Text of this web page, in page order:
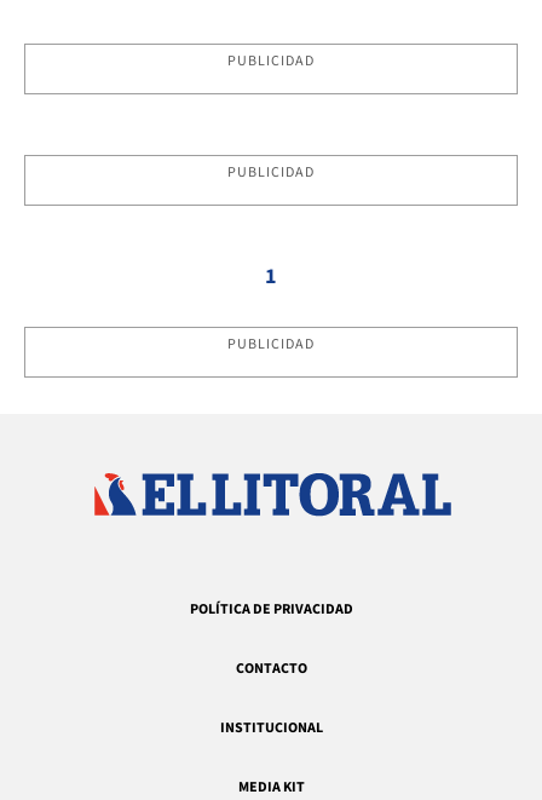
PUBLICIDAD
PUBLICIDAD
1
PUBLICIDAD
POLÍTICA DE PRIVACIDAD
CONTACTO
INSTITUCIONAL
MEDIA KIT